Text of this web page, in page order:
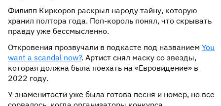
Филипп Киркоров раскрыл народу тайну, которую
хранил полтора года. Поп-король понял, что скрывать
правду уже бессмысленно.
Откровения прозвучали в подкасте под названием You
want a scandal now?. Артист снял маску со звезды,
которая должна была поехать на «Евровидение» в
2022 году.
У знаменитости уже была готова песня и номер, но все